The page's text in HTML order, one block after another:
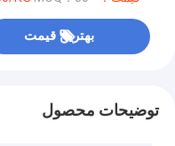
بهترین قیمت
توضیحات محصول